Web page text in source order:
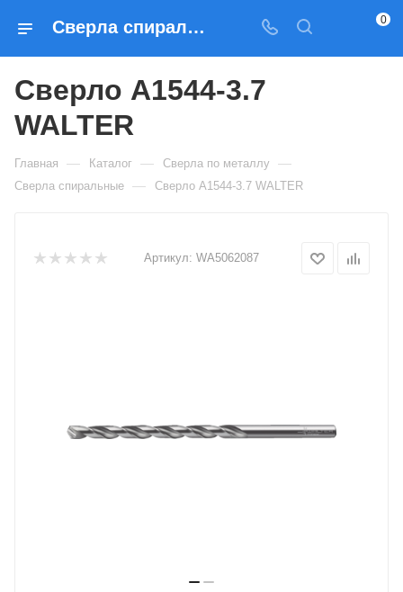
Сверла спиральные Сверло A1544-3.7 WALTER — купить по выгодным ценам в Москве 0
Сверло A1544-3.7
WALTER
Главная — Каталог — Сверла по металлу —
Сверла спиральные — Сверло A1544-3.7 WALTER
Артикул: WA5062087